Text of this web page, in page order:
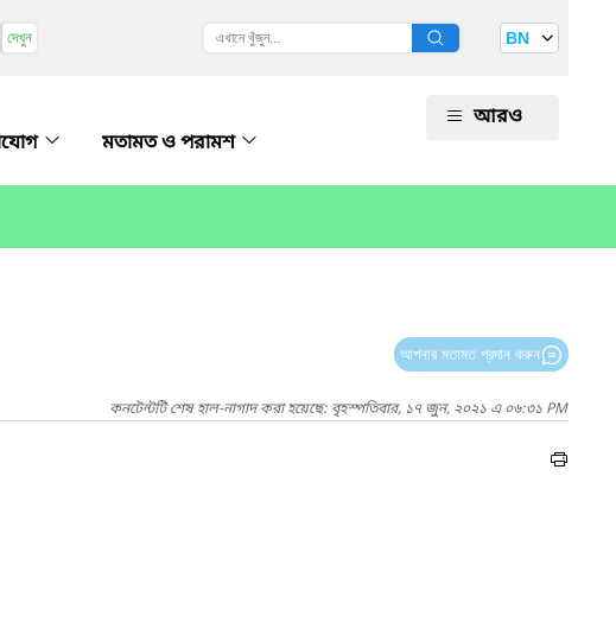
দেখুন BN
মতামত ও পরামশ
আরও
আপনার মতামত প্রদান করুন
কনটেন্টটি শেষ হাল-নাগাদ করা হয়েছে: বৃহস্পতিবার, ১৭ জুন, ২০২১ এ ০৬:৩১ PM